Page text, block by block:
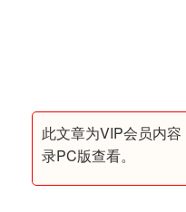
此文章为VIP会员内
录PC版查看。